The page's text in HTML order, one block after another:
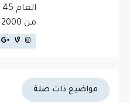
من 2000 عام في القدم.
مواضيع ذات صلة